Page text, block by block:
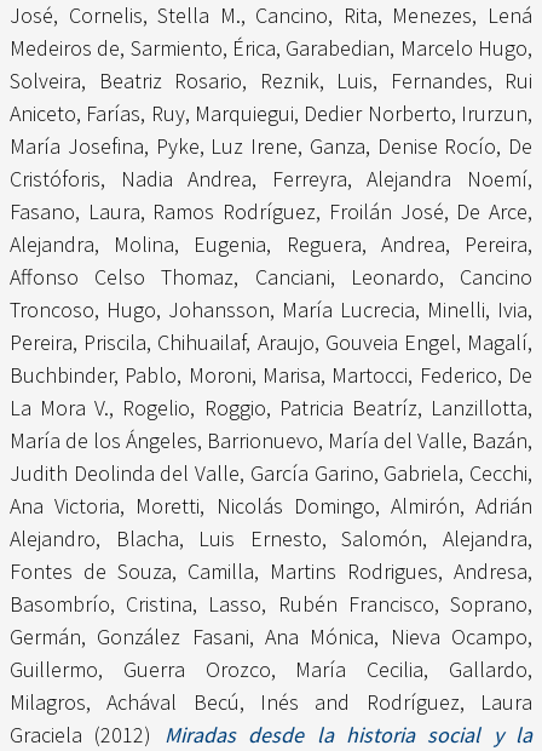
José, Cornelis, Stella M., Cancino, Rita, Menezes, Lená
Medeiros de, Sarmiento, Érica, Garabedian, Marcelo Hugo,
Solveira, Beatriz Rosario, Reznik, Luis,
Fernandes, Rui
Aniceto, Farías, Ruy, Marquiegui, Dedier Norberto, Irurzun,
María Josefina, Pyke, Luz Irene, Ganza, Denise Rocío, De
Cristóforis, Nadia Andrea, Ferreyra, Alejandra Noemí,
Fasano, Laura, Ramos Rodríguez, Froilán José, De Arce,
Alejandra, Molina, Eugenia, Reguera, Andrea, Pereira,
Affonso Celso Thomaz, Canciani, Leonardo, Cancino
Troncoso, Hugo, Johansson, María Lucrecia, Minelli, Ivia,
Pereira, Priscila, Chihuailaf, Araujo, Gouveia Engel, Magalí,
Buchbinder, Pablo, Moroni, Marisa, Martocci, Federico, De
La Mora V., Rogelio, Roggio, Patricia Beatríz, Lanzillotta,
María de los Ángeles, Barrionuevo, María del Valle, Bazán,
Judith Deolinda del Valle, García Garino, Gabriela, Cecchi,
Ana Victoria, Moretti, Nicolás Domingo, Almirón, Adrián
Alejandro, Blacha, Luis Ernesto,Salomón, Alejandra,
Fontes de Souza, Camilla, Martins Rodrigues, Andresa,
Basombrío, Cristina, Lasso, Rubén Francisco,Soprano,
Germán, González Fasani, Ana Mónica, Nieva Ocampo,
Guillermo, Guerra Orozco, María Cecilia, Gallardo,
Milagros,Achával Becú, Inés and
Rodríguez, Laura
Graciela (2012) Miradas desde la historia social y la